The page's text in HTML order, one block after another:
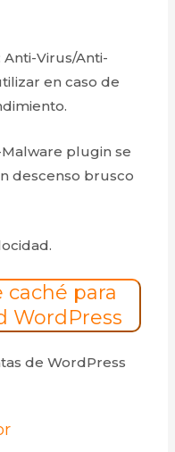
Anti-Virus/Anti-
en caso de
plugin se
descenso brusco
para
WordPress
de WordPress